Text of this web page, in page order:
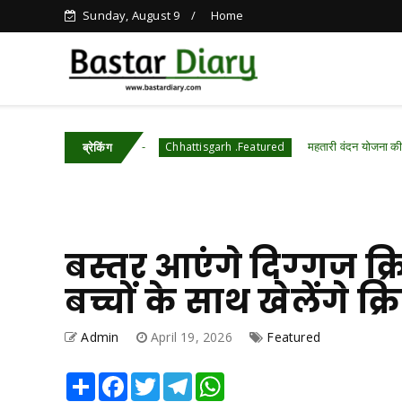
Sunday, August 9 Home
ब्रेकिंग
Chhattisgarh .Featured महतारी वंदन योजना की 30वीं किस्त
बस्तर आएंगे दिग्‍गज
बच्चों के साथ खेलेंगे
Admin April 19, 2026 Featured
Share Facebook
TwitterTelegram